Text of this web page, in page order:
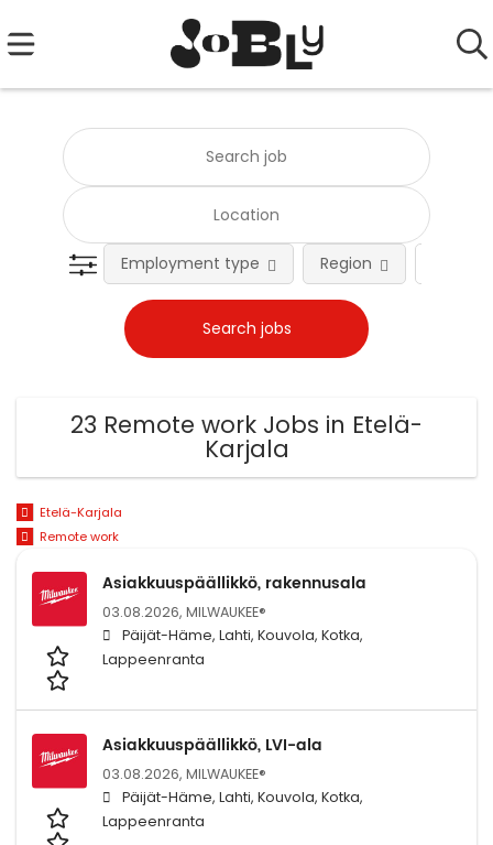
Employment type Region
23 Remote work Jobs in Etelä-
Karjala
Etelä-Karjala
Remote work
Asiakkuuspäällikkö, rakennusala
03.08.2026, MILWAUKEE®
Päijät-Häme, Lahti, Kouvola, Kotka,
Lappeenranta
Asiakkuuspäällikkö, LVI-ala
03.08.2026, MILWAUKEE®
Päijät-Häme, Lahti, Kouvola, Kotka,
Lappeenranta